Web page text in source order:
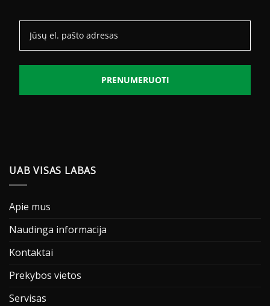
PRENUMERUOTI
UAB VISAS LABAS
Apie mus
Naudinga informacija
Kontaktai
Prekybos vietos
Servisas